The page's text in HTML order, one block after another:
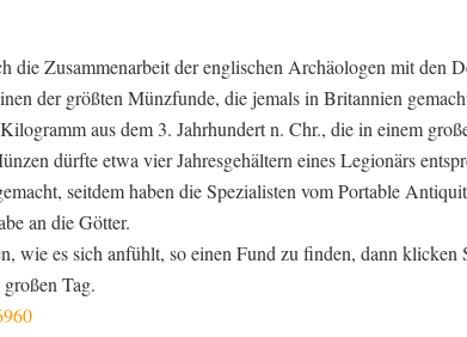
die Zusammenarbeit der englischen Archäologen mit den
der größten Münzfunde, die jemals in Britannien
aus dem 3. Jahrhundert n. Chr., die in einem
dürfte etwa vier Jahresgehältern eines Legionärs
seitdem haben die Spezialisten vom Portable
an die Götter.
wie es sich anfühlt, so einen Fund zu finden, dann
Tag.